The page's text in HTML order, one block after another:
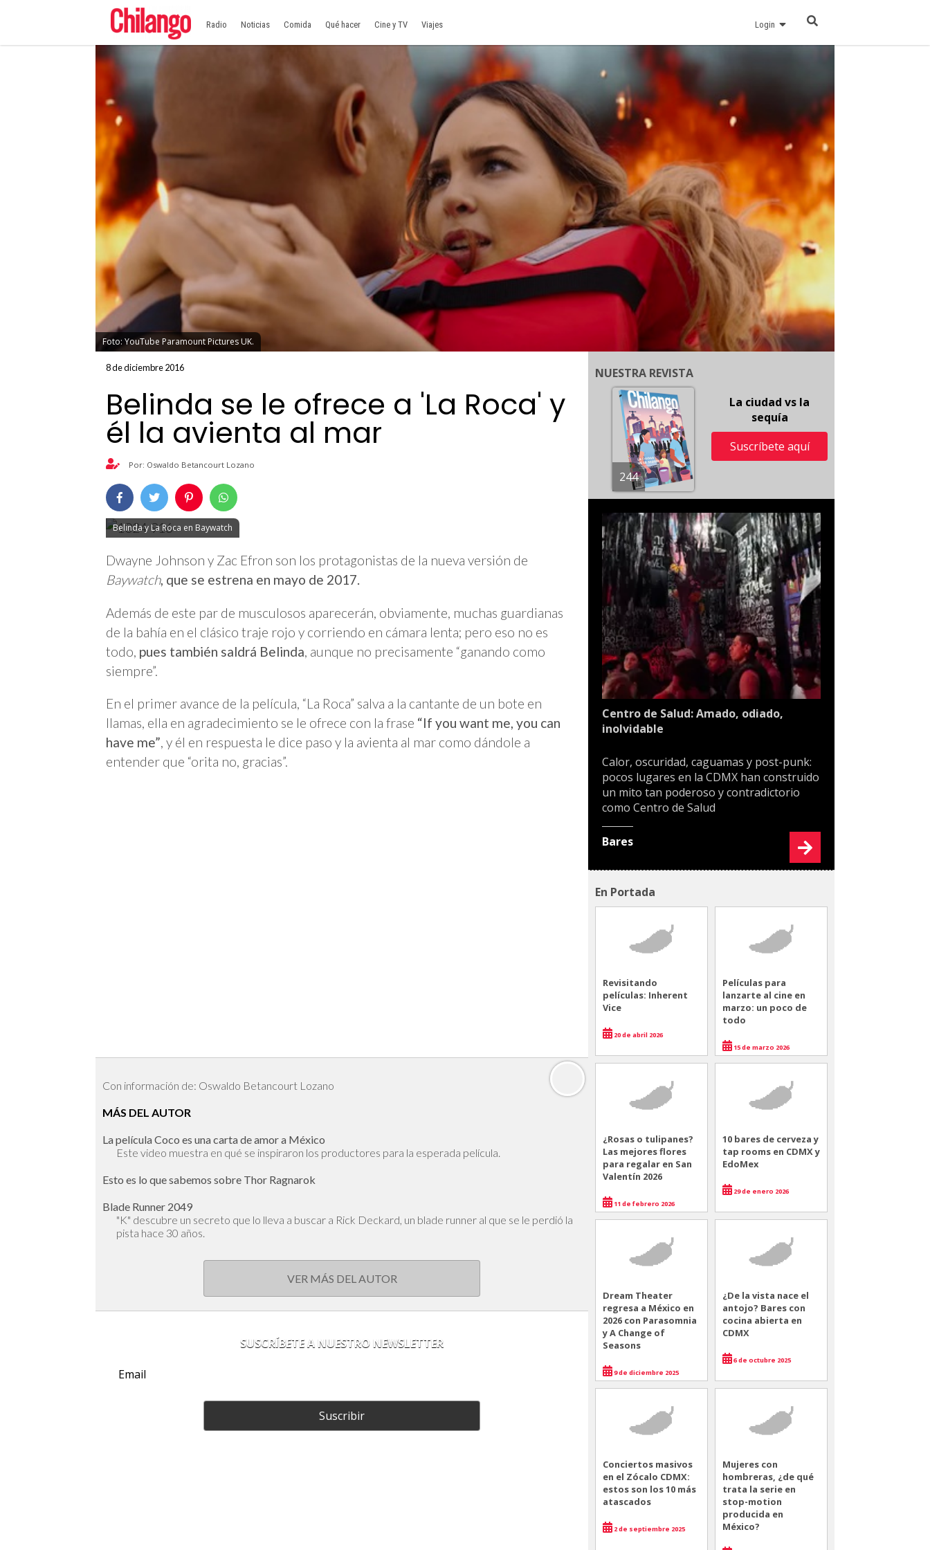
Radio Noticias Comida Qué hacer Cine y TV Viajes Login
Foto: YouTube Paramount Pictures UK.
8 de diciembre 2016
Belinda se le ofrece a 'La Roca' y
él la avienta al mar
Por: Oswaldo Betancourt Lozano
Belinda y La Roca en Baywatch
Dwayne Johnson y Zac Efron son los protagonistas de la nueva versión de
Baywatch, que se estrena en mayo de 2017.
Además de este par de musculosos aparecerán, obviamente, muchas guardianas
de la bahía en el clásico traje rojo y corriendo en cámara lenta; pero eso no es
todo, pues también saldrá Belinda, aunque no precisamente “ganando como
siempre”.
En el primer avance de la película, “La Roca” salva a la cantante de un bote en
llamas, ella en agradecimiento se le ofrece con la frase “If you want me, you can
have me”, y él en respuesta le dice paso y la avienta al mar como dándole a
entender que “orita no, gracias”.
Con información de: Oswaldo Betancourt Lozano
MÁS DEL AUTOR
La película Coco es una carta de amor a México
Este video muestra en qué se inspiraron los productores para la esperada película.
Esto es lo que sabemos sobre Thor Ragnarok
Blade Runner 2049
"K" descubre un secreto que lo lleva a buscar a Rick Deckard, un blade runner al que se le perdió la
pista hace 30 años.
VER MÁS DEL AUTOR
SUSCRÍBETE A NUESTRO NEWSLETTER
Suscribir
NUESTRA REVISTA
244
La ciudad vs la
sequía
Suscríbete aquí
Centro de Salud: Amado, odiado,
inolvidable
Calor, oscuridad, caguamas y post-punk:
pocos lugares en la CDMX han construido
un mito tan poderoso y contradictorio
como Centro de Salud
Bares
En Portada
Revisitando
películas: Inherent
Vice
20 de abril 2026
Películas para
lanzarte al cine en
marzo: un poco de
todo
15 de marzo 2026
¿Rosas o tulipanes?
Las mejores flores
para regalar en San
Valentín 2026
11 de febrero 2026
10 bares de cerveza y
tap rooms en CDMX y
EdoMex
29 de enero 2026
Dream Theater
regresa a México en
2026 con Parasomnia
y A Change of
Seasons
9 de diciembre 2025
¿De la vista nace el
antojo? Bares con
cocina abierta en
CDMX
6 de octubre 2025
Conciertos masivos
en el Zócalo CDMX:
estos son los 10 más
atascados
2 de septiembre 2025
Mujeres con
hombreras, ¿de qué
trata la serie en
stop-motion
producida en
México?